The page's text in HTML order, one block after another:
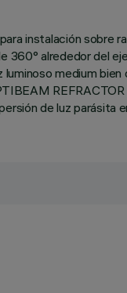
instalación
360° alrededor del
medium
de luz parásita